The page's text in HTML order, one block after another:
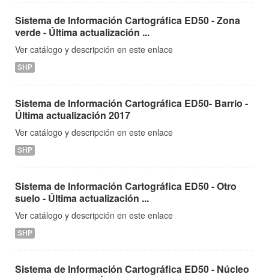
Sistema de Información Cartográfica ED50 - Zona
verde - Última actualización ...
Ver catálogo y descripción en este enlace
SHP
Sistema de Información Cartográfica ED50- Barrio -
Última actualización 2017
Ver catálogo y descripción en este enlace
SHP
Sistema de Información Cartográfica ED50 - Otro
suelo - Última actualización ...
Ver catálogo y descripción en este enlace
SHP
Sistema de Información Cartográfica ED50 - Núcleo